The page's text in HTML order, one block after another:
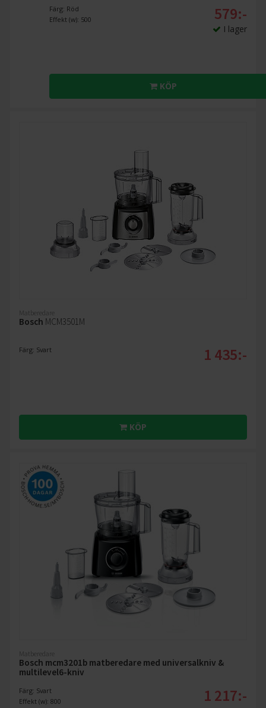
Färg: Röd
Effekt (w): 500
579:-
I lager
KÖP
Matberedare
Bosch MCM3501M
Färg: Svart 1 435:-
KÖP
Matberedare
Bosch mcm3201b matberedare med universalkniv &
multilevel6-kniv
Färg: Svart
Effekt (w): 800
1 217:-